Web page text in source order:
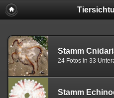
Stamm
24 Fotos in 33